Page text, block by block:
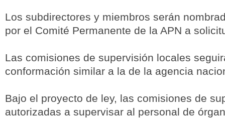
Los subdirectores y miembros serán
por el Comité Permanente de la APN a
Las comisiones de supervisión locales
conformación similar a la de la agencia
Bajo el proyecto de ley, las comisiones de
autorizadas a supervisar al personal de